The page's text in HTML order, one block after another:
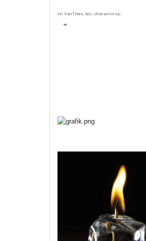
tớiVan-Thien, bcc:chia-se-tin-tuc